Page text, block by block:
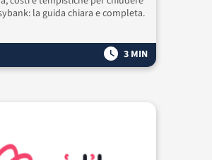
la guida chiara e completa.
3 MIN